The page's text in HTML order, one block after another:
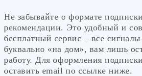
Не забывайте о формате
рекомендации. Это удобный и
бесплатный сервис – все сигналы
буквально «на дом», вам лишь
работу. Для оформления
оставить email по ссылке ниже.